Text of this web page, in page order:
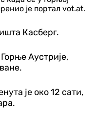
је портал vot.at.
Касберг.
Аустрије,
је око 12 сати,